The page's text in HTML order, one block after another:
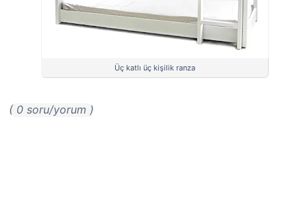
Üç katlı üç kişilik ranza
( 0 soru/yorum )